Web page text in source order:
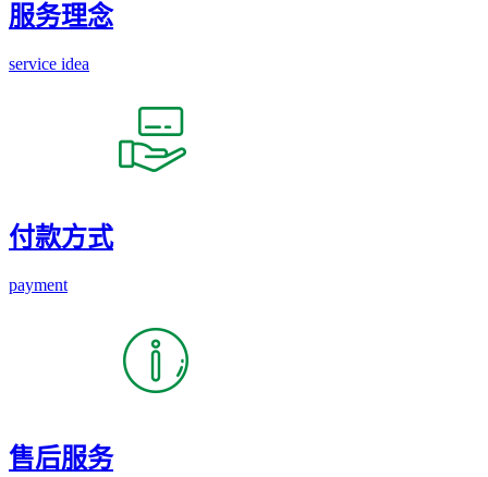
服务理念
service idea
付款方式
payment
售后服务